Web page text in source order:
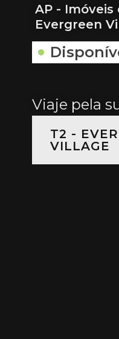
AP - Imóveis
Evergreen
Viaje pela
T2 -
VILLAGE